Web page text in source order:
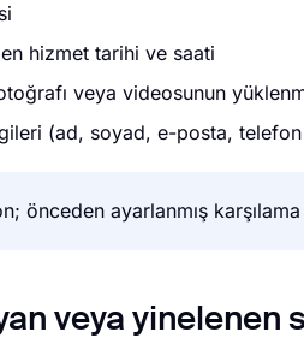
hizmet tarihi ve saati
veya videosunun
(ad, soyad, e-posta, telefon
önceden ayarlanmış
veya yinelenen